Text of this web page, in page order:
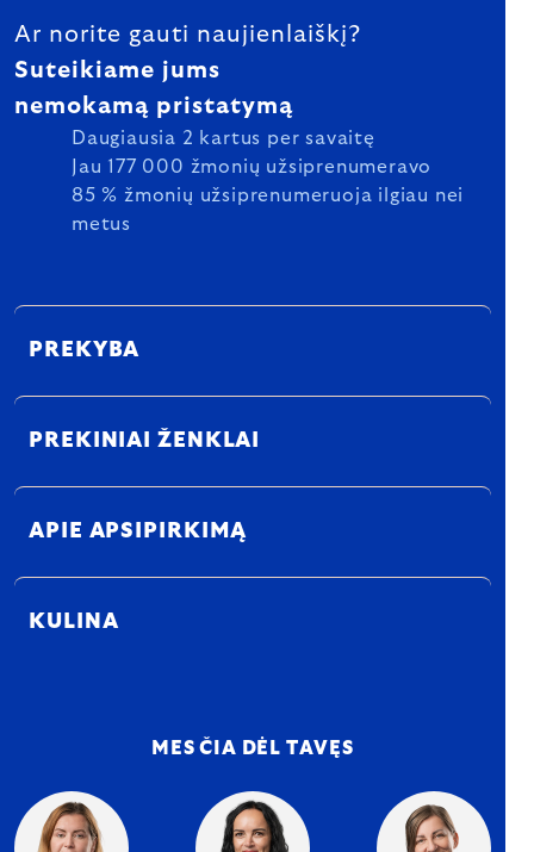
Ar norite gauti naujienlaiškį?
Suteikiame jums
nemokamą pristatymą
Daugiausia 2 kartus per savaitę
Jau 177 000 žmonių užsiprenumeravo
85 % žmonių užsiprenumeruoja ilgiau nei
metus
PREKYBA
PREKINIAI ŽENKLAI
APIE APSIPIRKIMĄ
KULINA
MES ČIA DĖL TAVĘS